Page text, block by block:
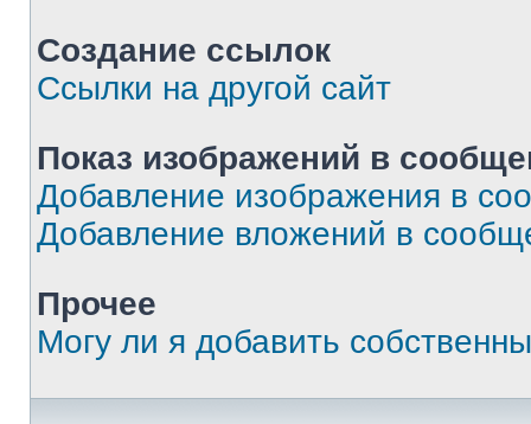
Создание ссылок
Ссылки на другой сайт
Показ изображений в
Добавление изображения в
Добавление вложений в
Прочее
Могу ли я добавить